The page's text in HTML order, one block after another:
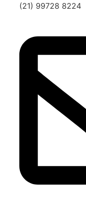
(21) 99728 8224